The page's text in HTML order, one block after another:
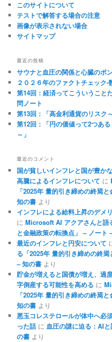
このサイトについて
テストで解答する場合の注意
画像が表示されない場合
サイトマップ
最近の投稿
サウナと血圧の関係と心臓のポ
２０２６年のファクトチェック
第14回：経済ってこういうこと
問ノート
第13回：「高金利通貨のリスク
第12回：「円の価値って2つあ
～」
最近のコメント
国が貧しいインフレと国が豊か
高騰によるインフレについて に
「2025年 量的引き締めの終焉
知の書 より
インフレによる給料上昇のデメ
にMicrosoft AI アクアさんと語
と金融政策の転換点」 – ノート
最近のインフレと円安について
る「2025年 量的引き締めの終
– 知の書 より
貯金が増えると国債が増え、過
字倒産する可能性を高める に
「2025年 量的引き締めの終焉
知の書 より
悪玉コレステロールが体中へ必
った話 に血圧の謎に迫る：AI
の書 より